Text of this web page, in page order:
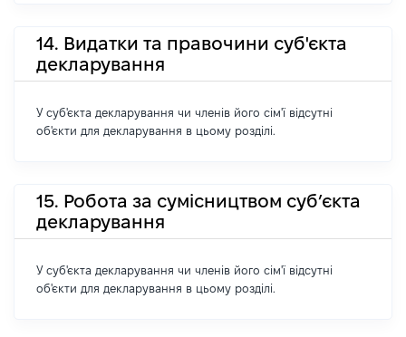
14. Видатки та правочини суб'єкта
декларування
У суб'єкта декларування чи членів його сім'ї відсутні
об'єкти для декларування в цьому розділі.
15. Робота за сумісництвом суб’єкта
декларування
У суб'єкта декларування чи членів його сім'ї відсутні
об'єкти для декларування в цьому розділі.